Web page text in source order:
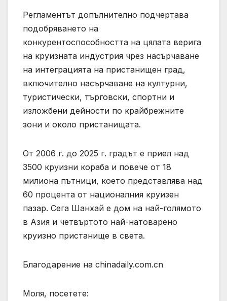
Регламентът допълнително подчертава
подобряването на
конкурентоспособността на цялата верига
на круизната индустрия чрез насърчаване
на интеграцията на пристанищен град,
включително насърчаване на културни,
туристически, търговски, спортни и
изложбени дейности по крайбрежните
зони и около пристанищата.
От 2006 г. до 2025 г. градът е приел над
3500 круизни кораба и повече от 18
милиона пътници, което представлява над
60 процента от националния круизен
пазар. Сега Шанхай е дом на най-голямото
в Азия и четвъртото най-натоварено
круизно пристанище в света.
Благодарение на chinadaily.com.cn
Моля, посетете: